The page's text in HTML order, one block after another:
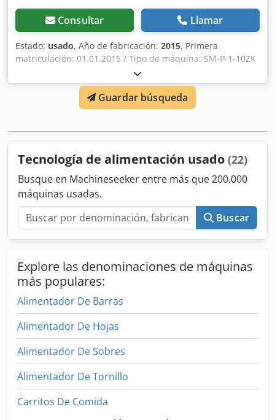
Consultar Llamar
Estado: usado, Año de fabricación: 2015, Primera
matriculación: 01.01.2015 / Tipo de máquina: SM-P-1-10ZK
/ Incl. soplador de paja / Volumen del recipiente: 1000 m³ /
Descarga de pienso bilateral / soporte hidráulico / Sistema
de mezclado: mezclador vertical / ¡Báscula defectuosa!
Chjdpfoqrryrsx Ac Toa
Guardar búsqueda
Tecnología de alimentación usado (22)
Busque en Machineseeker entre más que 200.000
máquinas usadas.
Buscar
Explore las denominaciones de máquinas
más populares:
Alimentador De Barras
Alimentador De Hojas
Alimentador De Sobres
Alimentador De Tornillo
Carritos De Comida